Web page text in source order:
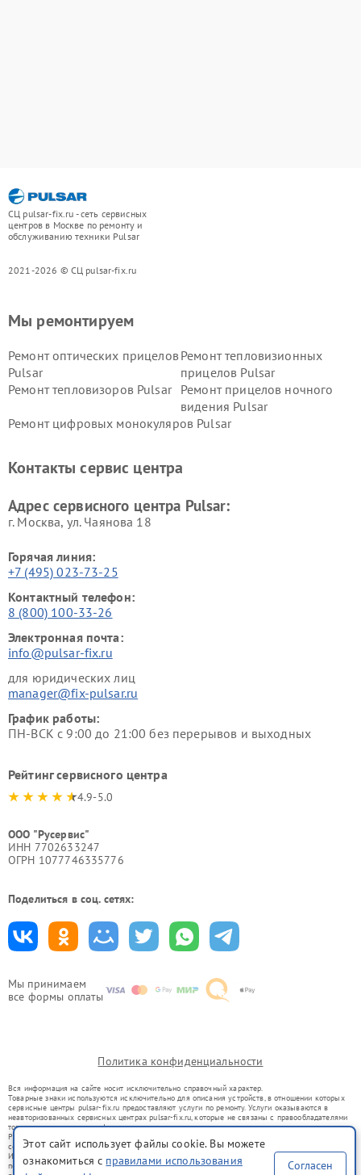
СЦ pulsar-fix.ru - сеть сервисных
центров в Москве по ремонту и
обслуживанию техники Pulsar
2021-2026 © СЦ pulsar-fix.ru
Мы принимаем
все формы оплаты
Мы ремонтируем
Ремонт оптических прицелов
Pulsar
Ремонт тепловизионных
прицелов Pulsar
Ремонт тепловизоров Pulsar
Ремонт прицелов ночного
видения Pulsar
Ремонт цифровых монокуляров Pulsar
Контакты сервис центра
Адрес сервисного центра Pulsar:
г. Москва, ул. Чаянова 18
Горячая линия:
+7 (495) 023-73-25
Контактный телефон:
8 (800) 100-33-26
Электронная почта:
info@pulsar-fix.ru
для юридических лиц
manager@fix-pulsar.ru
График работы:
ПН-ВСК с 9:00 до 21:00 без перерывов и выходных
Рейтинг сервисного центра
4.9-5.0
ООО "Русервис"
ИНН 7702633247
ОГРН 1077746335776
Поделиться в соц. сетях:
Политика конфиденциальности
Вся информация на сайте носит исключительно справочный характер.
Товарные знаки используются исключительно для описания устройств, в отношении которых
сервисные центры pulsar-fix.ru предоставляют услуги по ремонту. Услуги оказываются в
неавторизованных сервисных центрах pulsar-fix.ru, которые не связаны с правообладателями
товарных знаков или их официальными представителями.
Ремонт осуществляется для устройств, уже введенных в гражданский оборот в соответствии
со статьей 1487 ГК РФ.
Использование товарных знаков не преследует цели индивидуализации услуг или введения
потребителей в заблуждение, а служит для информирования о предоставляемых услугах по
Этот сайт использует файлы cookie. Вы можете
ознакомиться с правилами использования
Согласен